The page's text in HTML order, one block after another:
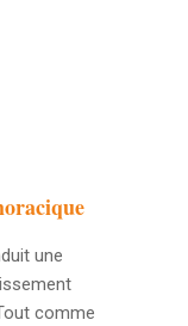
une
comme